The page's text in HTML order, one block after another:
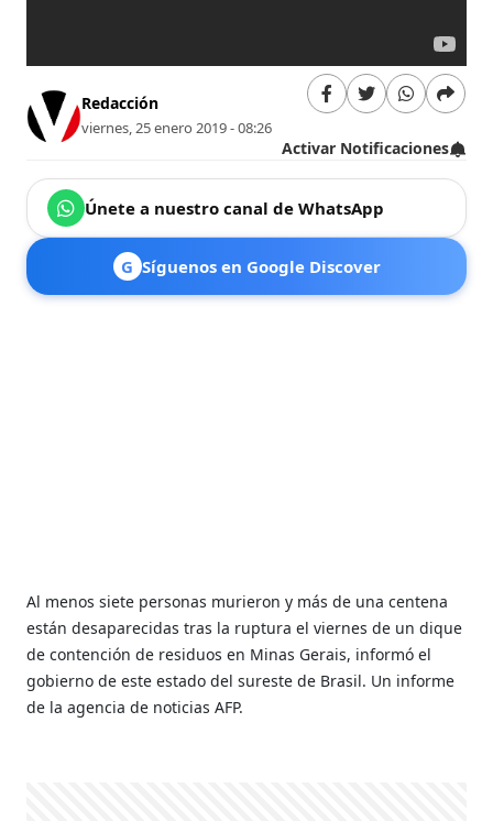
Redacción
viernes, 25 enero 2019 - 08:26
Activar Notificaciones
Únete a nuestro canal de WhatsApp
G Síguenos en Google Discover
Al menos siete personas murieron y más de una centena
están desaparecidas tras la ruptura el viernes de un dique
de contención de residuos en Minas Gerais, informó el
gobierno de este estado del sureste de Brasil. Un informe
de la agencia de noticias AFP.